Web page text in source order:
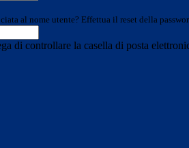
al nome utente? Effettua il reset della
di controllare la casella di posta